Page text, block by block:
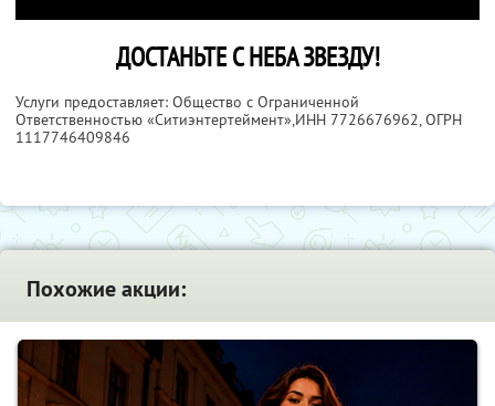
ДОСТАНЬТЕ С НЕБА ЗВЕЗДУ!
Услуги предоставляет: Общество с Ограниченной
Ответственностью «Ситиэнтертеймент»,ИНН 7726676962, ОГРН
1117746409846
Похожие акции: